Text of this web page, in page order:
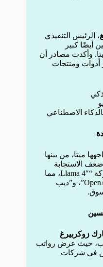
، الرئيس التنفيذي
أيضًا كبير
وأكدت مصادر أن
أدوات ومنتجات
الاصطناعي
ميتا، من بينها
الاستجابة
لأحدث نموذج مفتوح المصدر للشركة “Llama 4″، مما
سمح لمنافسين مثل “جوجل”، “OpenAI”، و”ديب
زوكربيرغ
حيث عرض رواتب
في شركات